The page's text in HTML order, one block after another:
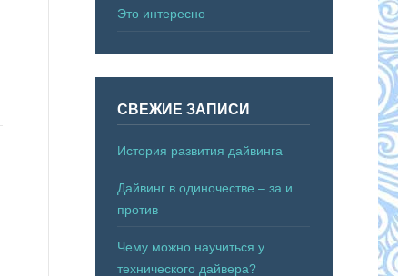
Это интересно
СВЕЖИЕ ЗАПИСИ
История развития дайвинга
Дайвинг в одиночестве – за и
против
Чему можно научиться у
технического дайвера?